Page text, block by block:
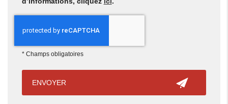
* Champs obligatoires